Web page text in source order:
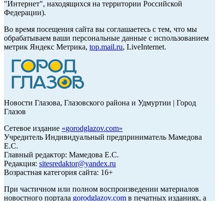
"Интернет", находящихся на территории Российской
Федерации).
Во время посещения сайта вы соглашаетесь с тем, что мы
обрабатываем ваши персональные данные с использованием
метрик Яндекс Метрика, top.mail.ru, LiveInternet.
Новости Глазова, Глазовского района и Удмуртии | Город
Глазов
Сетевое издание «gorodglazov.com»
Учредитель Индивидуальный предприниматель Мамедова
Е.С.
Главный редактор: Мамедова Е.С.
Редакция: sitesredaktor@yandex.ru
Возрастная категория сайта: 16+
При частичном или полном воспроизведении материалов
новостного портала gorodglazov.com в печатных изданиях, а